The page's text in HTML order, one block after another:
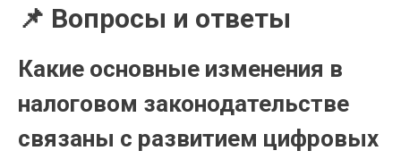
📌 Вопросы и ответы
Какие основные изменения в
налоговом законодательстве
связаны с развитием цифровых